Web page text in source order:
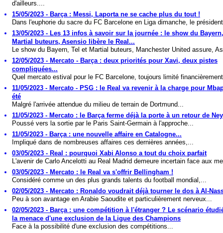
d'ailleurs....
15/05/2023 - Barça : Messi, Laporta ne se cache plus du tout !
Dans l'euphorie du sacre du FC Barcelone en Liga dimanche, le
13/05/2023 - Les 13 infos à savoir sur la journée : le show du
Martial buteurs, Asensio libère le Real...
Le show du Bayern, Tel et Martial buteurs, Manchester United assure,
12/05/2023 - Mercato - Barça : deux priorités pour Xavi, deux pistes
compliquées...
Quel mercato estival pour le FC Barcelone, toujours limité
11/05/2023 - Mercato - PSG : le Real va revenir à la charge pour
été
Malgré l'arrivée attendue du milieu de terrain de Dortmund...
11/05/2023 - Mercato : le Barça ferme déjà la porte à un retour de
Poussé vers la sortie par le Paris Saint-Germain à l'approche...
11/05/2023 - Barça : une nouvelle affaire en Catalogne...
Impliqué dans de nombreuses affaires ces dernières années,...
03/05/2023 - Real : pourquoi Xabi Alonso a tout du choix parfait
L'avenir de Carlo Ancelotti au Real Madrid demeure incertain face aux
03/05/2023 - Mercato : le Real va s'offrir Bellingham !
Considéré comme un des plus grands talents du football mondial,...
02/05/2023 - Mercato : Ronaldo voudrait déjà tourner le dos à Al-
Peu à son avantage en Arabie Saoudite et particulièrement nerveux...
02/05/2023 - Barça : une compétition à l'étranger ? Le scénario
la menace d'une exclusion de la Ligue des Champions
Face à la possibilité d'une exclusion des compétitions...